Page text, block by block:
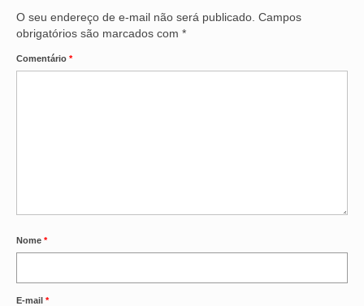
ANALISTAS JUDICIÁRIOS
ACESSIBILIDADE E INCLUSÃO
TÉCNICOS JUDICIÁRIOS
O seu endereço de e-mail não será publicado. Campos
obrigatórios são marcados com *
Comentário *
Nome *
E-mail *